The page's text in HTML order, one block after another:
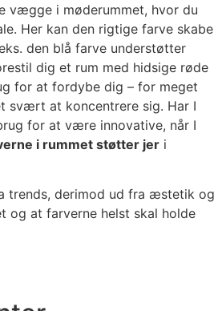
vægge i møderummet, hvor du
Her kan den rigtige farve skabe
den blå farve understøtter
dig et rum med hidsige røde
for at fordybe dig – for meget
svært at koncentrere sig. Har I
for at være innovative, når I
i rummet støtter jer i
trends, derimod ud fra æstetik og
og at farverne helst skal holde